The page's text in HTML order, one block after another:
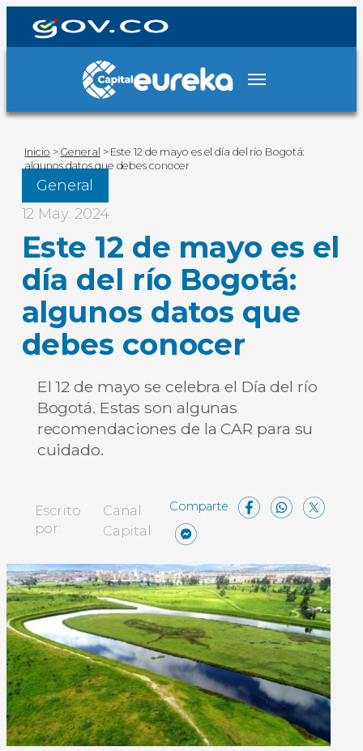
Inicio > General > Este 12 de mayo es el día del río Bogotá:
algunos datos que debes conocer
General
12 May. 2024
Este 12 de mayo es el
día del río Bogotá:
algunos datos que
debes conocer
El 12 de mayo se celebra el Día del río
Bogotá. Estas son algunas
recomendaciones de la CAR para su
cuidado.
Escrito
por:
Canal
Capital